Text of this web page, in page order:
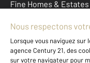
Fine Homes & Estates
À propos
International